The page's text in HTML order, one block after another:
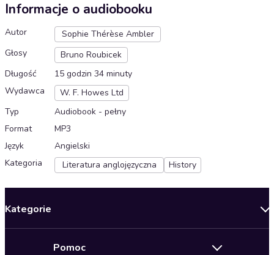
Informacje o audiobooku
Autor
Sophie Thérèse Ambler
Głosy
Bruno Roubicek
Długość
15 godzin 34 minuty
Wydawca
W. F. Howes Ltd
Typ
Audiobook - pełny
Format
MP3
Język
Angielski
Kategoria
Literatura anglojęzyczna History
Kategorie
Pomoc